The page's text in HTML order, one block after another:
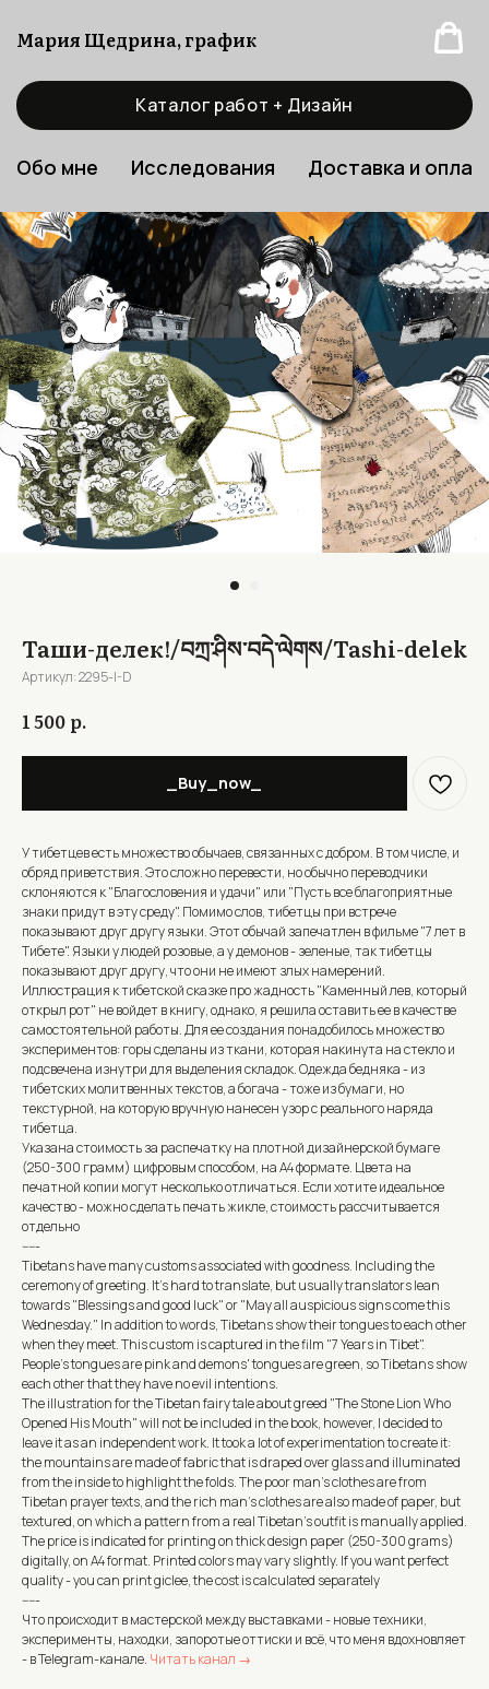
Мария Щедрина, график
Каталог работ + Дизайн
Обо мне Исследования Доставка и
Таши-делек!/བཀྲ་ཤིས་བདེ་ལེགས/Tashi-delek
Артикул:2295-I-D
1 500 р.
_Buy_now_
У тибетцев есть множество обычаев, связанных с добром. В том числе, и
обряд приветствия. Это сложно перевести, но обычно переводчики
склоняются к "Благословения и удачи" или "Пусть все благоприятные
знаки придут в эту среду". Помимо слов, тибетцы при встрече
показывают друг другу языки. Этот обычай запечатлен в фильме "7 лет в
Тибете". Языки у людей розовые, а у демонов - зеленые, так тибетцы
показывают друг другу, что они не имеют злых намерений.
Иллюстрация к тибетской сказке про жадность "Каменный лев, который
открыл рот" не войдет в книгу, однако, я решила оставить ее в качестве
самостоятельной работы. Для ее создания понадобилось множество
экспериментов: горы сделаны из ткани, которая накинута на стекло и
подсвечена изнутри для выделения складок. Одежда бедняка - из
тибетских молитвенных текстов, а богача - тоже из бумаги, но
текстурной, на которую вручную нанесен узор с реального наряда
тибетца.
Указана стоимость за распечатку на плотной дизайнерской бумаге
(250-300 грамм) цифровым способом, на А4 формате. Цвета на
печатной копии могут несколько отличаться. Если хотите идеальное
качество - можно сделать печать жикле, стоимость рассчитывается
отдельно
-----
Tibetans have many customs associated with goodness. Including the
ceremony of greeting. It's hard to translate, but usually translators lean
towards "Blessings and good luck" or "May all auspicious signs come this
Wednesday." In addition to words, Tibetans show their tongues to each other
when they meet. This custom is captured in the film "7 Years in Tibet".
People's tongues are pink and demons' tongues are green, so Tibetans show
each other that they have no evil intentions.
The illustration for the Tibetan fairy tale about greed "The Stone Lion Who
Opened His Mouth" will not be included in the book, however, I decided to
leave it as an independent work. It took a lot of experimentation to create it:
the mountains are made of fabric that is draped over glass and illuminated
from the inside to highlight the folds. The poor man's clothes are from
Tibetan prayer texts, and the rich man's clothes are also made of paper, but
textured, on which a pattern from a real Tibetan's outfit is manually applied.
The price is indicated for printing on thick design paper (250-300 grams)
digitally, on A4 format. Printed colors may vary slightly. If you want perfect
quality - you can print giclee, the cost is calculated separately
-----
Что происходит в мастерской между выставками - новые техники,
эксперименты, находки, запоротые оттиски и всё, что меня вдохновляет
- в Telegram-канале. Читать канал →